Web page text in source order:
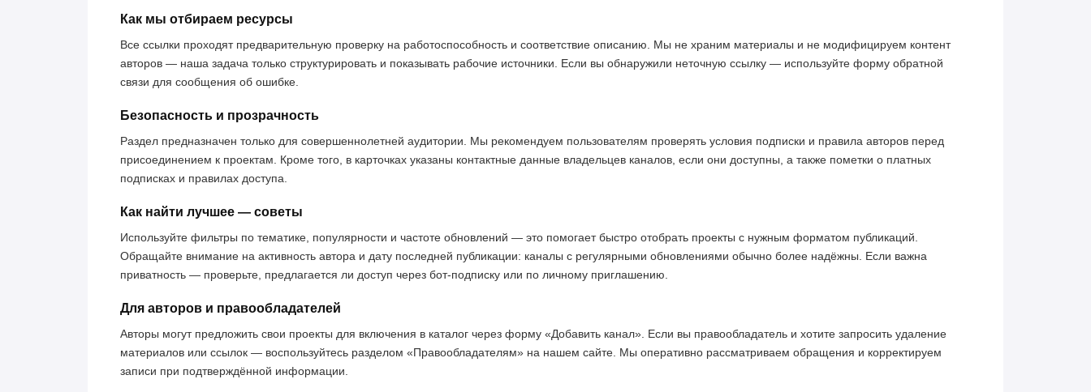
Как мы отбираем ресурсы
Все ссылки проходят предварительную проверку на работоспособность и соответствие описанию. Мы не храним материалы и не модифицируем контент
авторов — наша задача только структурировать и показывать рабочие источники. Если вы обнаружили неточную ссылку — используйте форму обратной
связи для сообщения об ошибке.
Безопасность и прозрачность
Раздел предназначен только для совершеннолетней аудитории. Мы рекомендуем пользователям проверять условия подписки и правила авторов перед
присоединением к проектам. Кроме того, в карточках указаны контактные данные владельцев каналов, если они доступны, а также пометки о платных
подписках и правилах доступа.
Как найти лучшее — советы
Используйте фильтры по тематике, популярности и частоте обновлений — это помогает быстро отобрать проекты с нужным форматом публикаций.
Обращайте внимание на активность автора и дату последней публикации: каналы с регулярными обновлениями обычно более надёжны. Если важна
приватность — проверьте, предлагается ли доступ через бот-подписку или по личному приглашению.
Для авторов и правообладателей
Авторы могут предложить свои проекты для включения в каталог через форму «Добавить канал». Если вы правообладатель и хотите запросить удаление
материалов или ссылок — воспользуйтесь разделом «Правообладателям» на нашем сайте. Мы оперативно рассматриваем обращения и корректируем
записи при подтверждённой информации.